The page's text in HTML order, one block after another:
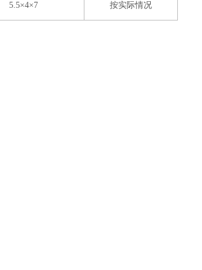
5.5×4×7 按实际情况